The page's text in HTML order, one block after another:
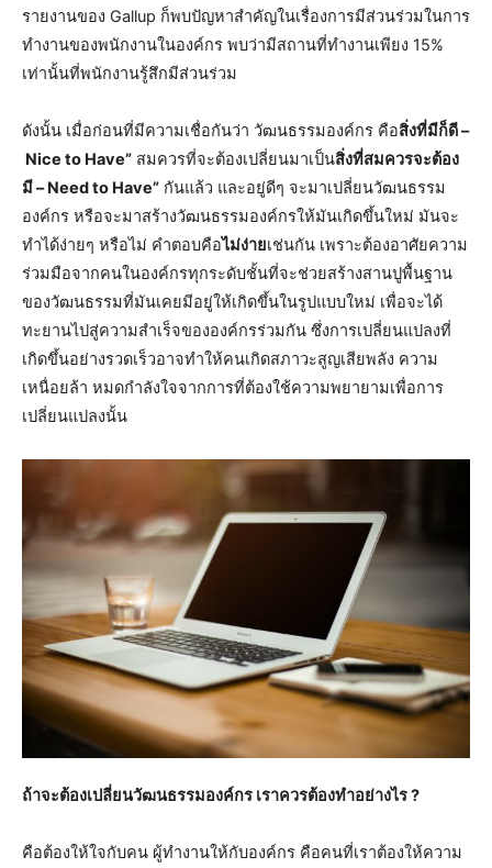
รายงานของ Gallup ก็พบปัญหาสำคัญในเรื่องการมีส่วนร่วมในการ
ทำงานของพนักงานในองค์กร พบว่ามีสถานที่ทำงานเพียง 15%
เท่านั้นที่พนักงานรู้สึกมีส่วนร่วม
ดังนั้น เมื่อก่อนที่มีความเชื่อกันว่า วัฒนธรรมองค์กร คือสิ่งที่มีก็ดี –
Nice to Have” สมควรที่จะต้องเปลี่ยนมาเป็นสิ่งที่สมควรจะต้อง
มี – Need to Have” กันแล้ว และอยู่ดีๆ จะมาเปลี่ยนวัฒนธรรม
องค์กร หรือจะมาสร้างวัฒนธรรมองค์กรให้มันเกิดขึ้นใหม่ มันจะ
ทำได้ง่ายๆ หรือไม่ คำตอบคือไม่ง่ายเช่นกัน เพราะต้องอาศัยความ
ร่วมมือจากคนในองค์กรทุกระดับชั้นที่จะช่วยสร้างสานปูพื้นฐาน
ของวัฒนธรรมที่มันเคยมีอยู่ให้เกิดขึ้นในรูปแบบใหม่ เพื่อจะได้
ทะยานไปสู่ความสำเร็จขององค์กรร่วมกัน ซึ่งการเปลี่ยนแปลงที่
เกิดขึ้นอย่างรวดเร็วอาจทำให้คนเกิดสภาวะสูญเสียพลัง ความ
เหนื่อยล้า หมดกำลังใจจากการที่ต้องใช้ความพยายามเพื่อการ
เปลี่ยนแปลงนั้น
ถ้าจะต้องเปลี่ยนวัฒนธรรมองค์กร เราควรต้องทำอย่างไร ?
คือต้องให้ใจกับคน ผู้ทำงานให้กับองค์กร คือคนที่เราต้องให้ความ